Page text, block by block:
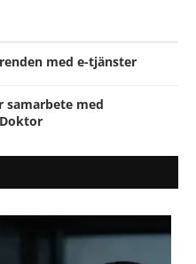
med e-tjänster
samarbete med